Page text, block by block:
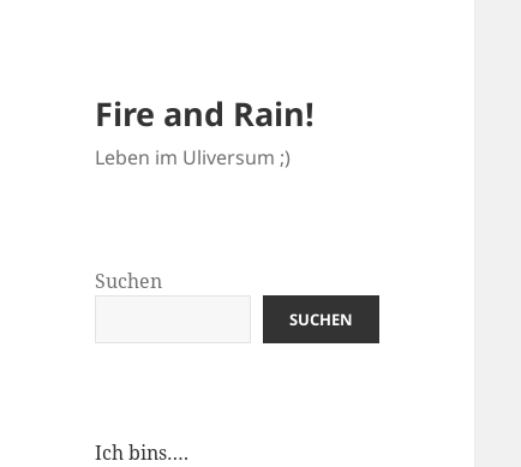
Fire and Rain!
Leben im Uliversum ;)
Suchen
SUCHEN
Ich bins….